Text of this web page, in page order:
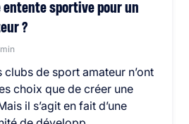
entente sportive pour un
?
de sport amateur n’ont
choix que de créer une
il s’agit en fait d’une